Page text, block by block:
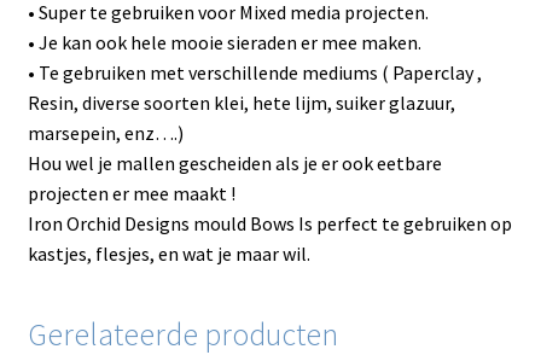
• Super te gebruiken voor Mixed media projecten.
• Je kan ook hele mooie sieraden er mee maken.
• Te gebruiken met verschillende mediums ( Paperclay ,
Resin, diverse soorten klei, hete lijm, suiker glazuur,
marsepein, enz….)
Hou wel je mallen gescheiden als je er ook eetbare
projecten er mee maakt !
Iron Orchid Designs mould Bows Is perfect te gebruiken op
kastjes, flesjes, en wat je maar wil.
Gerelateerde producten